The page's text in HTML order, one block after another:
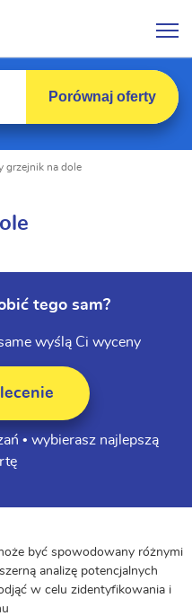
Porównaj oferty
grzejnik na dole
tego sam?
wyślą Ci wyceny
• wybierasz najlepszą
być spowodowany różnymi
analizę potencjalnych
w celu zidentyfikowania i